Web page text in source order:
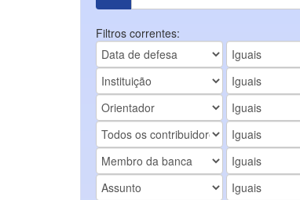
Filtros correntes: